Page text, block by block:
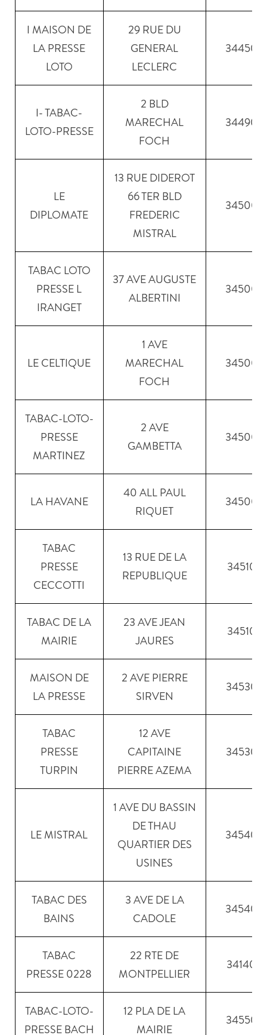
I MAISON DE
LA PRESSE
LOTO
29 RUE DU
GENERAL
LECLERC
34450
I- TABAC-
LOTO-PRESSE
2 BLD
MARECHAL
FOCH
34490
LE
DIPLOMATE
13 RUE DIDEROT
66 TER BLD
FREDERIC
MISTRAL
34500
TABAC LOTO
PRESSE L
IRANGET
37 AVE AUGUSTE
ALBERTINI
34500
LE CELTIQUE
1 AVE
MARECHAL
FOCH
34500
TABAC-LOTO-
PRESSE
MARTINEZ
2 AVE
GAMBETTA
34500
LA HAVANE
40 ALL PAUL
RIQUET
34500
TABAC
PRESSE
CECCOTTI
13 RUE DE LA
REPUBLIQUE
34510
TABAC DE LA
MAIRIE
23 AVE JEAN
JAURES
34510
MAISON DE
LA PRESSE
2 AVE PIERRE
SIRVEN
34530
TABAC
PRESSE
TURPIN
12 AVE
CAPITAINE
PIERRE AZEMA
34530
LE MISTRAL
1 AVE DU BASSIN
DE THAU
QUARTIER DES
USINES
34540
TABAC DES
BAINS
3 AVE DE LA
CADOLE
34540
TABAC
PRESSE 0228
22 RTE DE
MONTPELLIER
34140
TABAC-LOTO-
PRESSE BACH
12 PLA DE LA
MAIRIE
34550